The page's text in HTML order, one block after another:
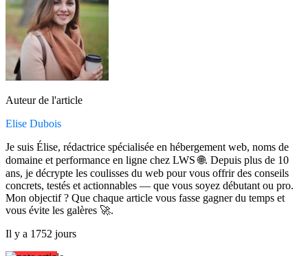
Auteur de l'article
Elise Dubois
Je suis Élise, rédactrice spécialisée en hébergement web, noms de
domaine et performance en ligne chez LWS 🌐. Depuis plus de 10
ans, je décrypte les coulisses du web pour vous offrir des conseils
concrets, testés et actionnables — que vous soyez débutant ou pro.
Mon objectif ? Que chaque article vous fasse gagner du temps et
vous évite les galères 🚀.
Il y a 1752 jours